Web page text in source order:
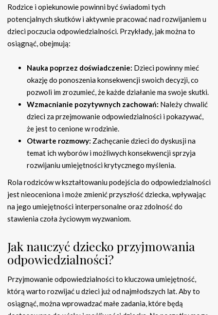
Rodzice i opiekunowie powinni być świadomi tych
potencjalnych skutków i aktywnie pracować nad rozwijaniem u
dzieci poczucia odpowiedzialności. Przykłady, jak można to
osiągnąć, obejmują:
Nauka poprzez doświadczenie: Dzieci powinny mieć
okazję do ponoszenia konsekwencji swoich decyzji, co
pozwoli im zrozumieć, że każde działanie ma swoje skutki.
Wzmacnianie pozytywnych zachowań: Należy chwalić
dzieci za przejmowanie odpowiedzialności i pokazywać,
że jest to cenione w rodzinie.
Otwarte rozmowy: Zachęcanie dzieci do dyskusji na
temat ich wyborów i możliwych konsekwencji sprzyja
rozwijaniu umiejętności krytycznego myślenia.
Rola rodziców w kształtowaniu podejścia do odpowiedzialności
jest nieoceniona i może zmienić przyszłość dziecka, wpływając
na jego umiejętności interpersonalne oraz zdolność do
stawienia czoła życiowym wyzwaniom.
Jak nauczyć dziecko przyjmowania
odpowiedzialności?
Przyjmowanie odpowiedzialności to kluczowa umiejętność,
którą warto rozwijać u dzieci już od najmłodszych lat. Aby to
osiągnąć, można wprowadzać małe zadania, które będą